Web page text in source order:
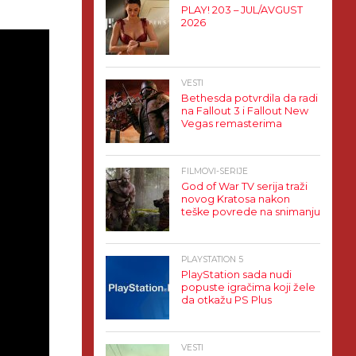
PLAY! 203 – JUL/AVGUST
2026
VESTI
Bethesda potvrdila da radi
na Fallout 3 i Fallout New
Vegas remasterima
FILMOVI-SERIJE
God of War TV serija traži
novog Kratosa nakon
teške povrede na snimanju
PLAYSTATION 5
PlayStation sada nudi
popuste igračima koji žele
da otkažu PS Plus
VESTI